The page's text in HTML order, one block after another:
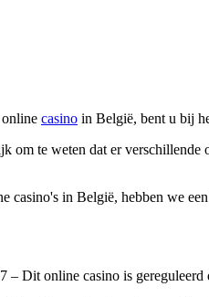
casino in België, bent u bij
om te weten dat er
casino's in België, hebben we